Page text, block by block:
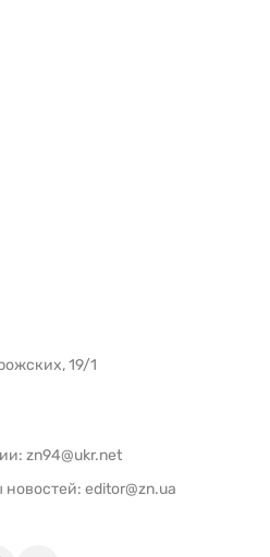
19/1
zn94@ukr.net
новостей: editor@zn.ua